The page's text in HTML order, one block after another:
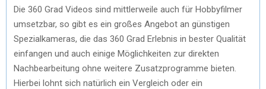
Die 360 Grad Videos sind mittlerweile auch für Hobbyfilmer
umsetzbar, so gibt es ein großes Angebot an günstigen
Spezialkameras, die das 360 Grad Erlebnis in bester Qualität
einfangen und auch einige Möglichkeiten zur direkten
Nachbearbeitung ohne weitere Zusatzprogramme bieten.
Hierbei lohnt sich natürlich ein Vergleich oder ein